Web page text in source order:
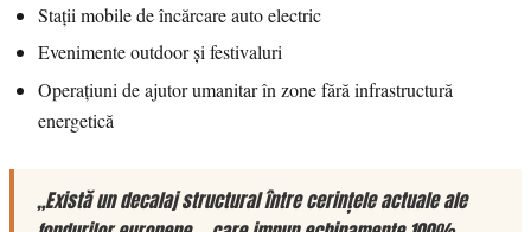
Stații mobile de încărcare auto electric
Evenimente outdoor și festivaluri
Operațiuni de ajutor umanitar în zone fără infrastructură
energetică
„Există un decalaj structural între cerințele actuale ale